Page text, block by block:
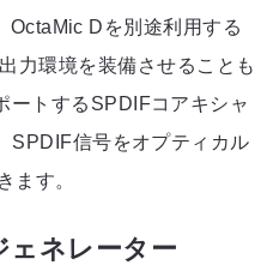
Dを別途利用する
力環境を装備させることも
ートするSPDIFコアキシャ
SPDIF信号をオプティカル
ます。
ェネレーター